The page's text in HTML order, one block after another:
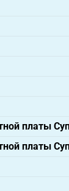
платы
платы